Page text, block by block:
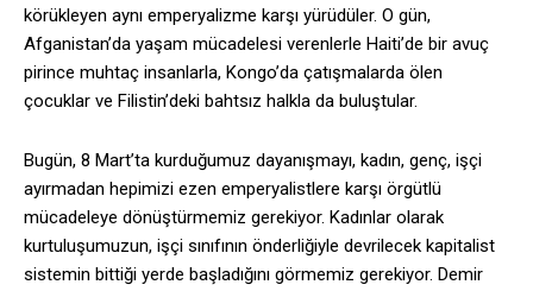
körükleyen aynı emperyalizme karşı yürüdüler. O gün,
Afganistan’da yaşam mücadelesi verenlerle Haiti’de bir avuç
pirince muhtaç insanlarla, Kongo’da çatışmalarda ölen
çocuklar ve Filistin’deki bahtsız halkla da buluştular.
Bugün, 8 Mart’ta kurduğumuz dayanışmayı, kadın, genç, işçi
ayırmadan hepimizi ezen emperyalistlere karşı örgütlü
mücadeleye dönüştürmemiz gerekiyor. Kadınlar olarak
kurtuluşumuzun, işçi sınıfının önderliğiyle devrilecek kapitalist
sistemin bittiği yerde başladığını görmemiz gerekiyor. Demir